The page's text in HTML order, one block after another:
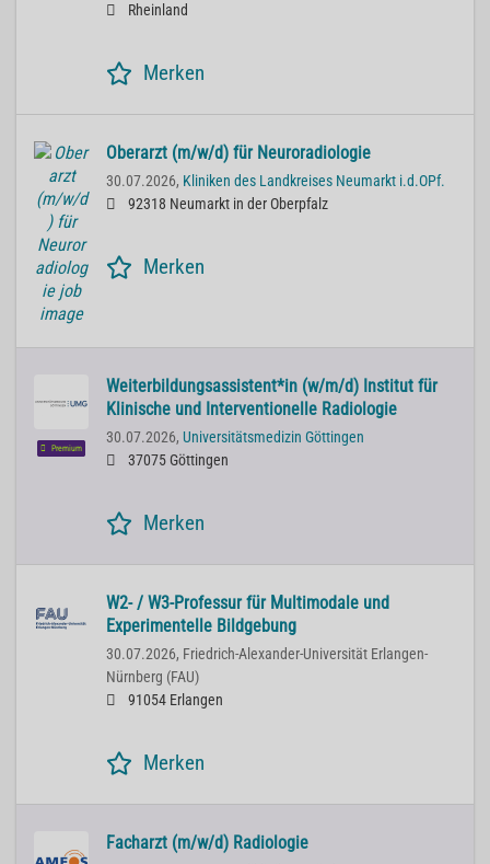
Rheinland
Merken
Oberarzt (m/w/d) für Neuroradiologie
30.07.2026, Kliniken des Landkreises Neumarkt i.d.OPf.
92318 Neumarkt in der Oberpfalz
Merken
Premium
Weiterbildungsassistent*in (w/m/d) Institut für
Klinische und Interventionelle Radiologie
30.07.2026, Universitätsmedizin Göttingen
37075 Göttingen
Merken
W2- / W3-Professur für Multimodale und
Experimentelle Bildgebung
30.07.2026, Friedrich-Alexander-Universität Erlangen-
Nürnberg (FAU)
91054 Erlangen
Merken
Facharzt (m/w/d) Radiologie